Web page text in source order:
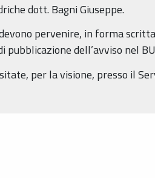
dott. Bagni Giuseppe.
pervenire, in forma
dell’avviso nel
per la visione, presso il